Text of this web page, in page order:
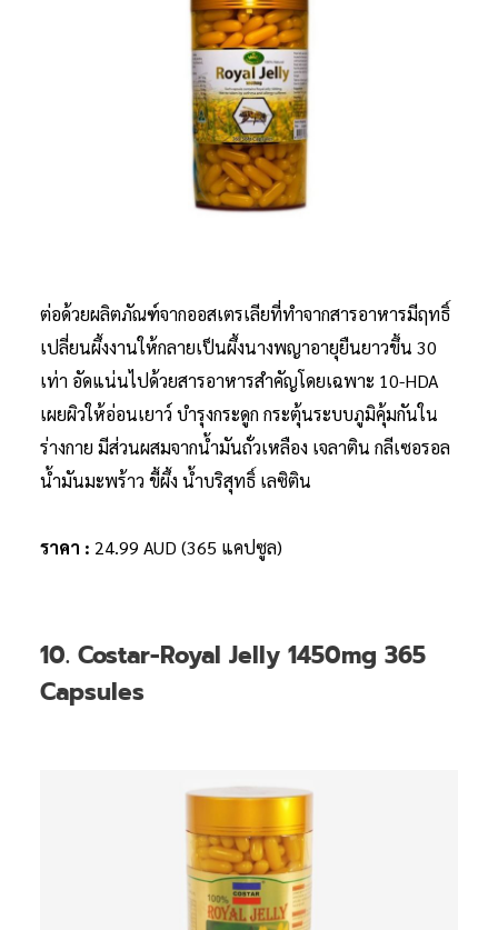
ต่อด้วยผลิตภัณฑ์จากออสเตรเลียที่ทำจากสารอาหารมีฤทธิ์
เปลี่ยนผึ้งงานให้กลายเป็นผึ้งนางพญาอายุยืนยาวขึ้น 30
เท่า อัดแน่นไปด้วยสารอาหารสำคัญโดยเฉพาะ 10-HDA
เผยผิวให้อ่อนเยาว์ บำรุงกระดูก กระตุ้นระบบภูมิคุ้มกันใน
ร่างกาย มีส่วนผสมจากน้ำมันถั่วเหลือง เจลาติน กลีเซอรอล
น้ำมันมะพร้าว ขี้ผึ้ง น้ำบริสุทธิ์ เลซิติน
ราคา : 24.99 AUD (365 แคปซูล)
10. Costar-Royal Jelly 1450mg 365
Capsules